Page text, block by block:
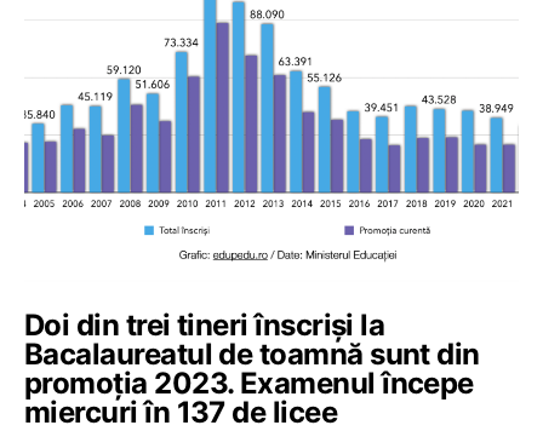
Doi din trei tineri înscriși la
Bacalaureatul de toamnă sunt din
promoția 2023. Examenul începe
miercuri în 137 de licee